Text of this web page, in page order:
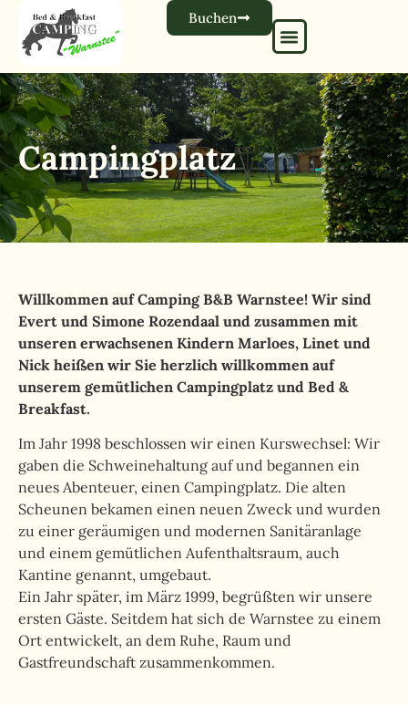
Buchen
Campingplatz
Willkommen auf Camping B&B Warnstee! Wir sind
Evert und Simone Rozendaal und zusammen mit
unseren erwachsenen Kindern Marloes, Linet und
Nick heißen wir Sie herzlich willkommen auf
unserem gemütlichen Campingplatz und Bed &
Breakfast.
Im Jahr 1998 beschlossen wir einen Kurswechsel: Wir
gaben die Schweinehaltung auf und begannen ein
neues Abenteuer, einen Campingplatz. Die alten
Scheunen bekamen einen neuen Zweck und wurden
zu einer geräumigen und modernen Sanitäranlage
und einem gemütlichen Aufenthaltsraum, auch
Kantine genannt, umgebaut.
Ein Jahr später, im März 1999, begrüßten wir unsere
ersten Gäste. Seitdem hat sich de Warnstee zu einem
Ort entwickelt, an dem Ruhe, Raum und
Gastfreundschaft zusammenkommen.